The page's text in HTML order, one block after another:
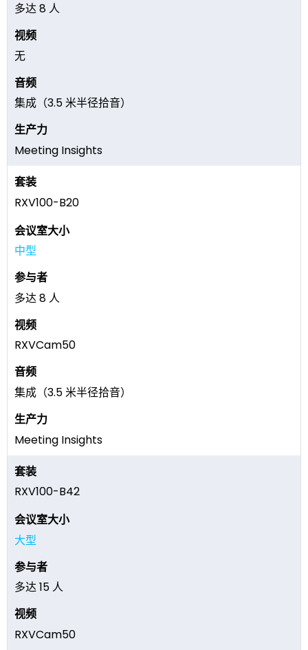
多达 8 人
无
集成（3.5 米半径拾音）
Meeting Insights
RXV100-B20
中型
多达 8 人
RXVCam50
集成（3.5 米半径拾音）
Meeting Insights
RXV100-B42
大型
多达 15 人
RXVCam50